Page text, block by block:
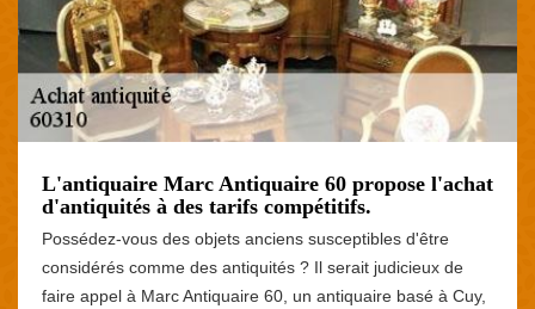
L'antiquaire Marc Antiquaire 60 propose l'achat
d'antiquités à des tarifs compétitifs.
Possédez-vous des objets anciens susceptibles d'être
considérés comme des antiquités ? Il serait judicieux de
faire appel à Marc Antiquaire 60, un antiquaire basé à Cuy,